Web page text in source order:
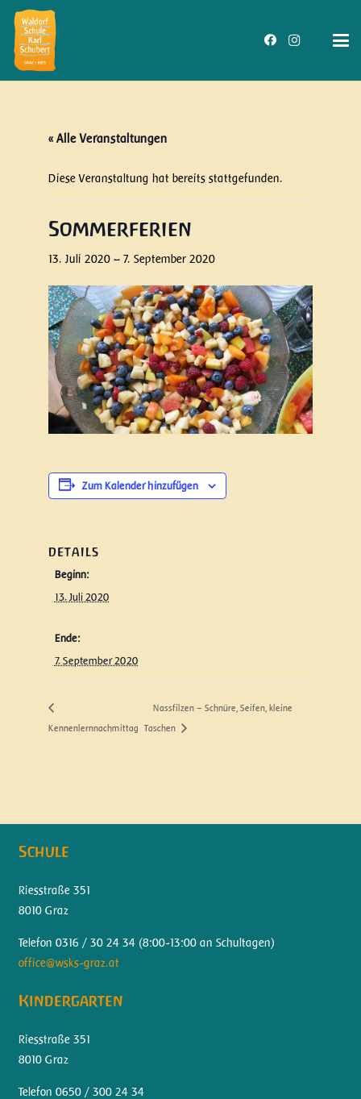
« Alle Veranstaltungen
Diese Veranstaltung hat bereits stattgefunden.
Sommerferien
13. Juli 2020 – 7. September 2020
Zum Kalender hinzufügen
DETAILS
Beginn:
13. Juli 2020
Ende:
7. September 2020
Kennenlernnachmittag
Nassfilzen – Schnüre, Seifen, kleine
Taschen
Schule
Riesstraße 351
8010 Graz
Telefon 0316 / 30 24 34 (8:00-13:00 an Schultagen)
office@wsks-graz.at
Kindergarten
Riesstraße 351
8010 Graz
Telefon 0650 / 300 24 34